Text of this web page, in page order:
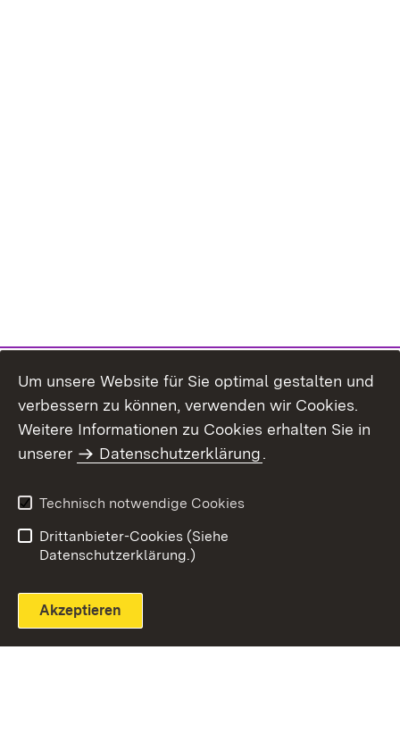
Themenübersicht
Um unsere Website für Sie optimal gestalten und
verbessern zu können, verwenden wir Cookies.
Weitere Informationen zu Cookies erhalten Sie in
unserer
Datenschutzerklärung.
Technisch notwendige Cookies
Drittanbieter-Cookies (Siehe
Datenschutzerklärung.)
Akzeptieren